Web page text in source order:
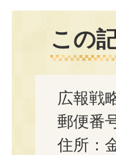
この
広報戦
郵便番
住所：